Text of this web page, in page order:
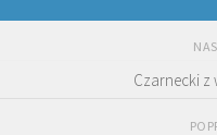
Czarnecki z